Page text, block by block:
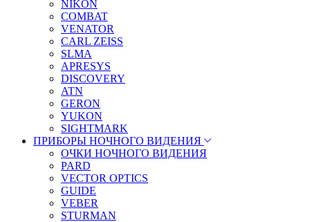
NIKON
COMBAT
VENATOR
CARL ZEISS
SLMA
APRESYS
DISCOVERY
ATN
GERON
YUKON
SIGHTMARK
ПРИБОРЫ НОЧНОГО ВИДЕНИЯ
ОЧКИ НОЧНОГО ВИДЕНИЯ
PARD
VECTOR OPTICS
GUIDE
VEBER
STURMAN